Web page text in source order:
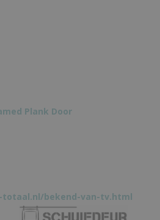
Plank Door
bekend-van-tv.html